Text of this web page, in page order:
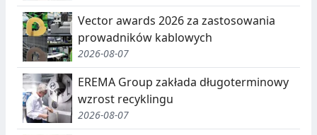
Vector awards 2026 za zastosowania
prowadników kablowych
2026-08-07
EREMA Group zakłada długoterminowy
wzrost recyklingu
2026-08-07